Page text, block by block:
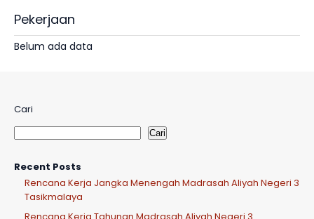
Pekerjaan
Belum ada data
Cari
Cari
Recent Posts
Rencana Kerja Jangka Menengah Madrasah Aliyah Negeri 3
Tasikmalaya